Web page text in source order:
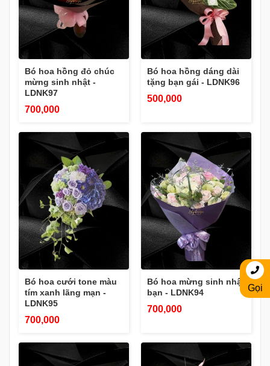
Bó hoa hồng đỏ chúc
mừng sinh nhật -
LDNK97
700,000
Bó hoa hồng dáng dài
tặng bạn gái - LDNK96
500,000
Bó hoa cưới tone màu
tím xanh lãng mạn -
LDNK95
700,000
Bó hoa mừng sinh nhật
bạn - LDNK94
700,000
Gọi